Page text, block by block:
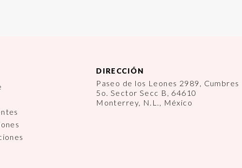
DIRECCIÓN
Paseo de los Leones 2989, Cumbres
5o. Sector Secc B, 64610
Monterrey, N.L., México